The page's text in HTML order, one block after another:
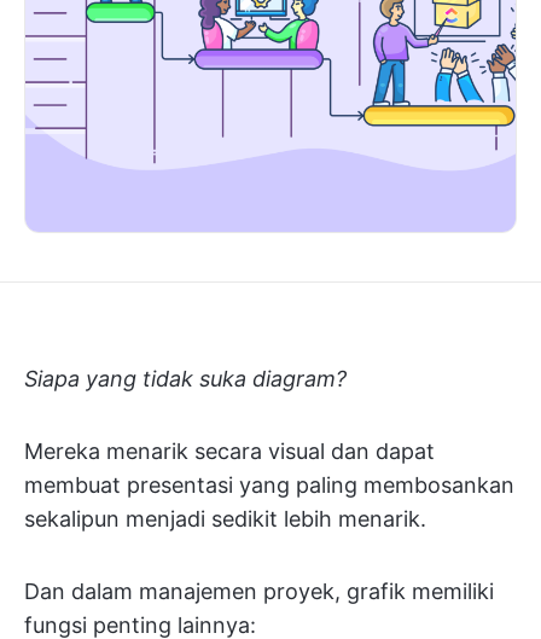
Siapa yang tidak suka diagram?
Mereka menarik secara visual dan dapat
membuat presentasi yang paling membosankan
sekalipun menjadi sedikit lebih menarik.
Dan dalam manajemen proyek, grafik memiliki
fungsi penting lainnya: